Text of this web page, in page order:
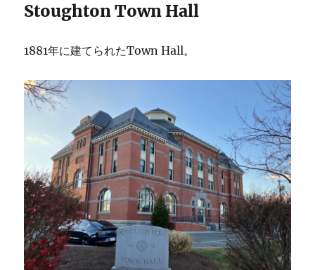
Stoughton Town Hall
1881年に建てられたTown Hall。